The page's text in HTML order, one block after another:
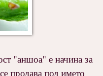
"аншоа" е начина за
продава под името